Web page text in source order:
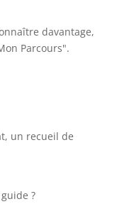
davantage,
Parcours".
un recueil de
?